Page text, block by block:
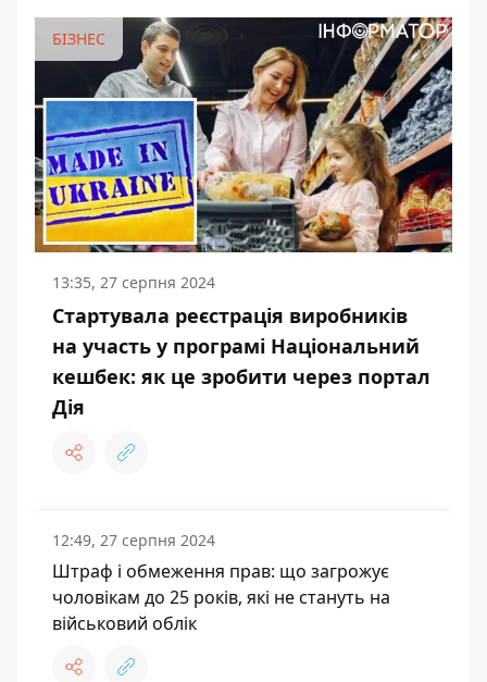
БІЗНЕС
13:35, 27 серпня 2024
Стартувала реєстрація виробників
на участь у програмі Національний
кешбек: як це зробити через портал
Дія
12:49, 27 серпня 2024
Штраф і обмеження прав: що загрожує
чоловікам до 25 років, які не стануть на
військовий облік